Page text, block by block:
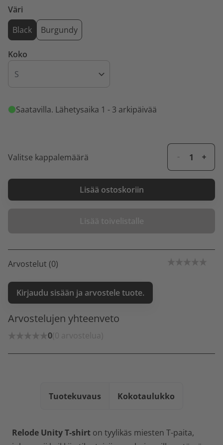
Väri
Black
Burgundy
Koko
Saatavilla. Lähetysaika 1 - 3 arkipäivää
Valitse kappalemäärä
Lisää ostoskoriin
Lisää toivelistalle
Arvostelut (0)
Kirjaudu sisään ja arvostele tuote.
Arvostelujen yhteenveto
0(0 arvostelua)
Tuotekuvaus Kokotaulukko
Relode Unity T-shirt on tyylikäs miesten T-paita,